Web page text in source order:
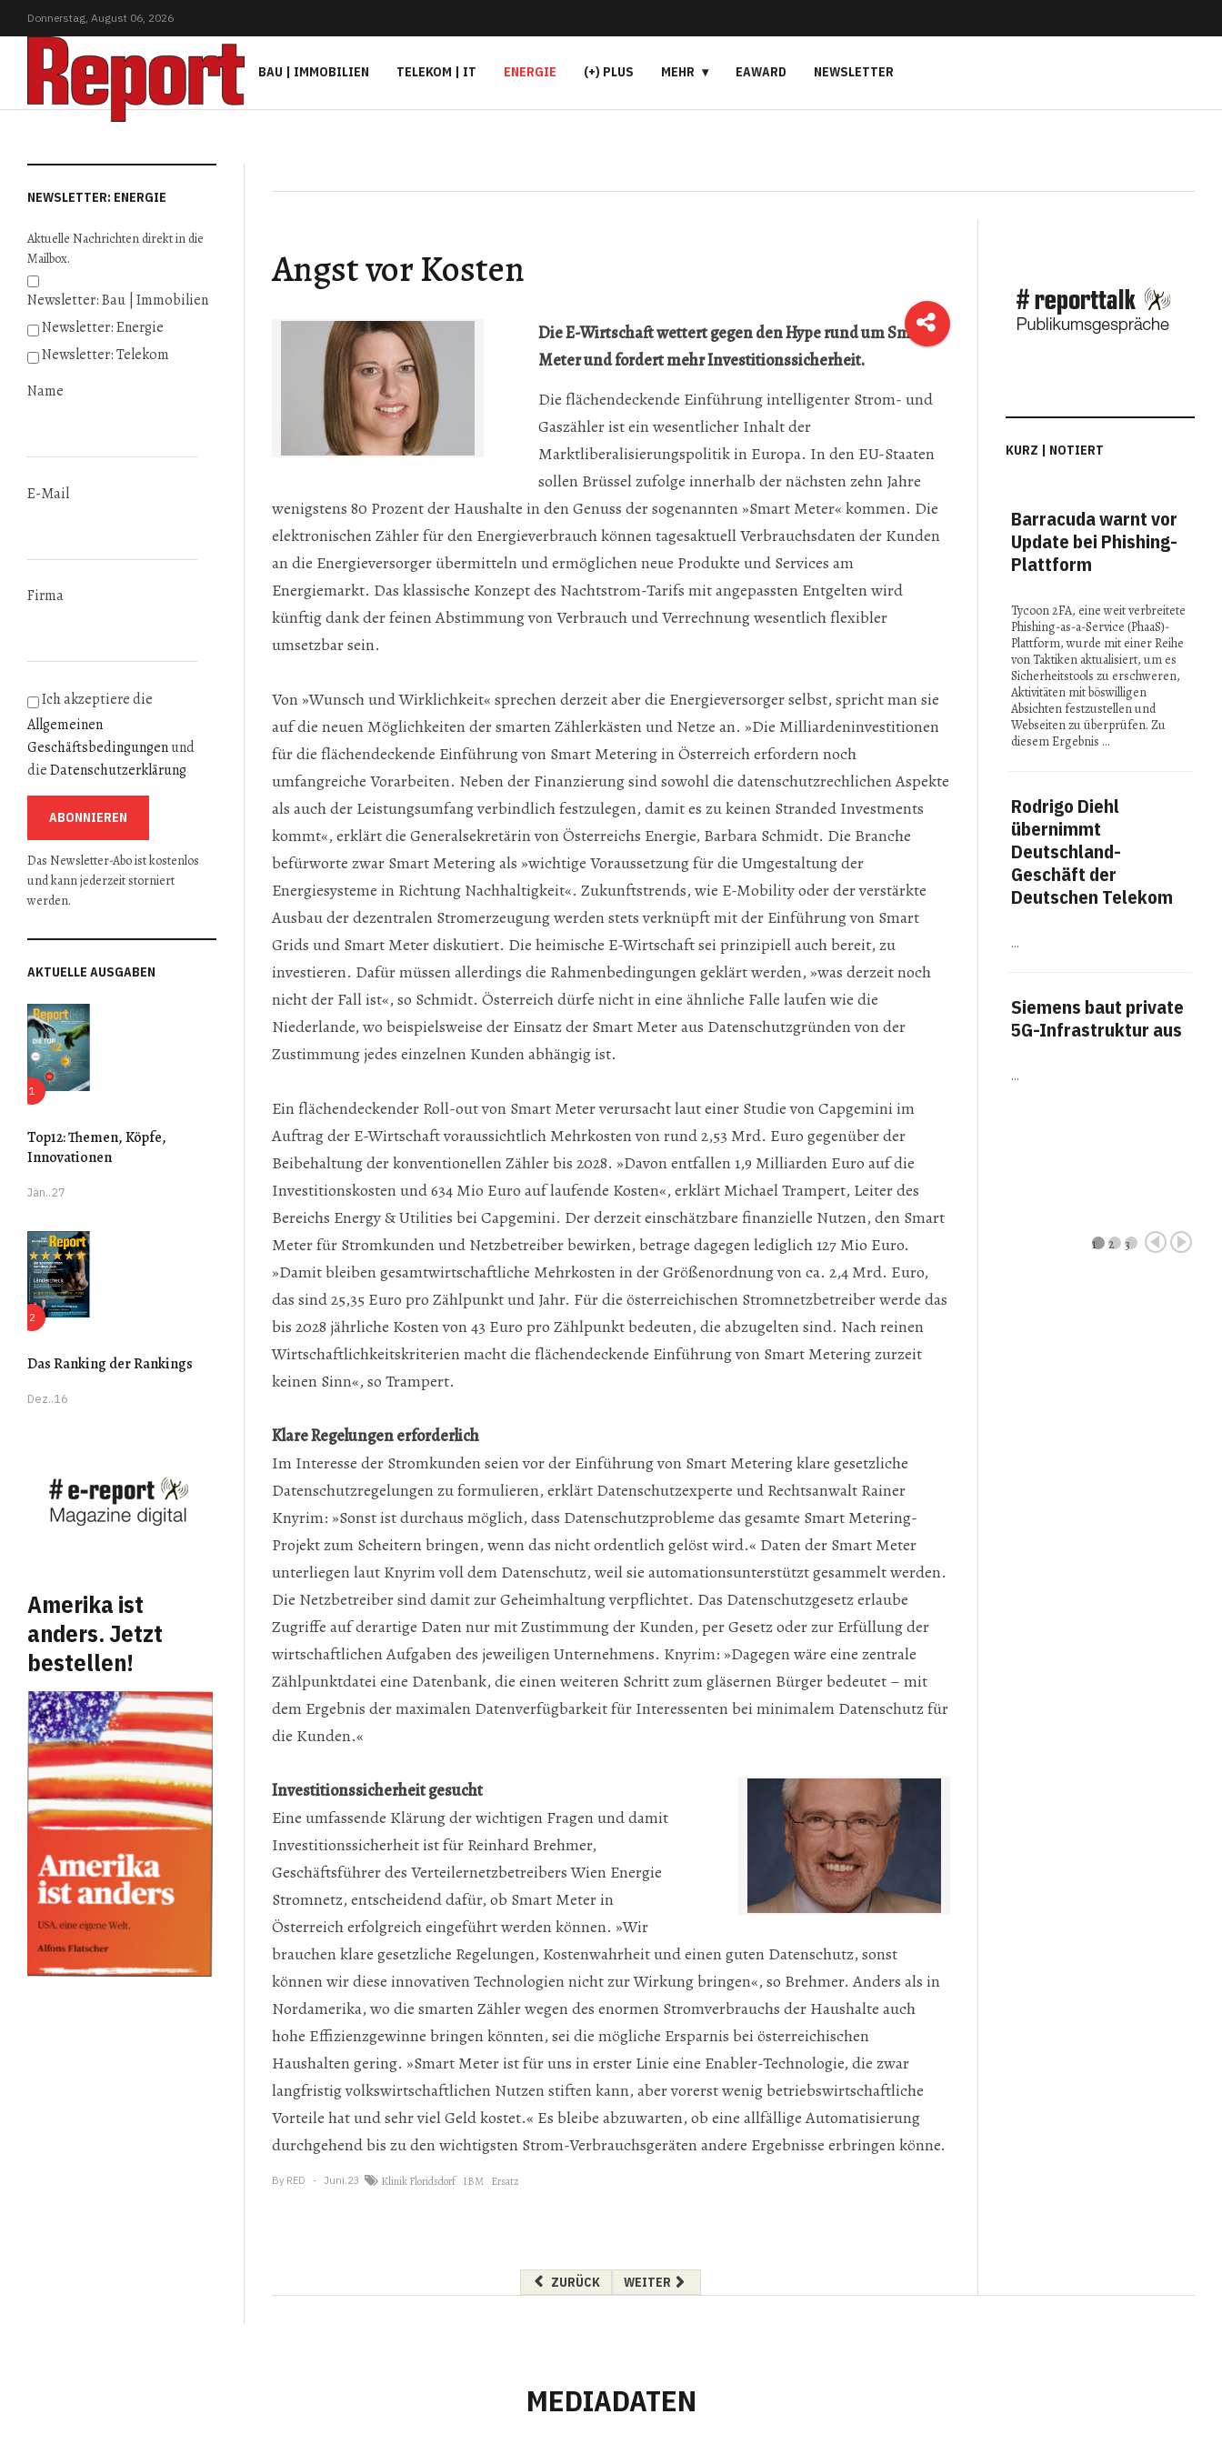
Donnerstag, August 06, 2026
BAU | IMMOBILIEN TELEKOM | IT ENERGIE (+) PLUS MEHR EAWARD NEWSLETTER
NEWSLETTER: ENERGIE
Aktuelle Nachrichten direkt in die
Mailbox.
Newsletter: Bau | Immobilien
Newsletter: Energie
Newsletter: Telekom
Name
E-Mail
Firma
Ich akzeptiere die
Allgemeinen
Geschäftsbedingungenund
dieDatenschutzerklärung
ABONNIEREN
Das Newsletter-Abo ist kostenlos
und kann jederzeit storniert
werden.
AKTUELLE AUSGABEN
Top12: Themen, Köpfe,
Innovationen
Jän..27
Das Ranking der Rankings
Dez..16
Amerika ist
anders. Jetzt
bestellen!
Angst vor Kosten
Die E-Wirtschaft wettert gegen den Hype rund um Smart
Meter und fordert mehr Investitionssicherheit.
Die flächendeckende Einführung intelligenter Strom- und
Gaszähler ist ein wesentlicher Inhalt der
Marktliberalisierungspolitik in Europa. In den EU-Staa­ten
sollen Brüssel zufolge innerhalb der nächsten zehn Jahre
wenigstens 80 Prozent der Haushalte in den Genuss der sogenannten »Smart Meter« kommen. Die
elektronischen Zähler für den Energieverbrauch können tagesaktuell Verbrauchsdaten der Kunden
an die Energieversorger übermitteln und ermöglichen neue Produkte und Services am
Energiemarkt. Das klassische Konzept des Nachtstrom-Tarifs mit angepassten Entgelten wird
künftig dank der feinen Abstimmung von Verbrauch und Verrechnung wesentlich flexibler
umsetzbar sein.
Von »Wunsch und Wirklichkeit« sprechen derzeit aber die Energieversorger selbst, spricht man sie
auf die neuen Möglichkeiten der smarten Zählerkästen und Netze an. »Die Milliardeninvestitionen
für die flächendeckende Einführung von Smart Metering in Österreich erfordern noch
umfangreiche Vorarbeiten. Neben der Finanzierung sind sowohl die datenschutzrechlichen Aspekte
als auch der Leistungsumfang verbindlich festzulegen, damit es zu keinen Stranded Investments
kommt«, erklärt die Generalsekretärin von Österreichs Energie, Barbara Schmidt. Die Branche
befürworte zwar Smart Metering als »wichtige Voraussetzung für die Umgestaltung der
Energiesysteme in Richtung Nachhaltigkeit«. Zukunftstrends, wie E-Mobility oder der verstärkte
Ausbau der dezentralen Stromerzeugung werden stets verknüpft mit der Einführung von Smart
Grids und Smart Meter diskutiert. Die heimische E-Wirtschaft sei prinzipiell auch bereit, zu
investieren. Dafür müssen allerdings die Rahmenbedingungen geklärt werden, »was derzeit noch
nicht der Fall ist«, so Schmidt. Österreich dürfe nicht in eine ähnliche Falle laufen wie die
Niederlande, wo beispielsweise der Einsatz der Smart Meter aus Datenschutzgründen von der
Zustimmung jedes einzelnen Kunden abhängig ist.
Ein flächendeckender Roll-out von Smart Meter verursacht laut einer Studie von Capgemini im
Auftrag der E-Wirtschaft voraussichtlich Mehrkosten von rund 2,53 Mrd. Euro gegenüber der
Beibehaltung der konventionellen Zähler bis 2028. »Davon entfallen 1,9 Milliarden Euro auf die
Investitionskosten und 634 Mio Euro auf laufende Kosten«, erklärt Michael Trampert, Leiter des
Bereichs Energy & Utilities bei Capgemini. Der derzeit einschätzbare finanzielle Nutzen, den Smart
Meter für Stromkunden und Netzbetreiber bewirken, betrage dagegen lediglich 127 Mio Euro.
»Damit bleiben gesamtwirtschaftliche Mehrkosten in der Größenordnung von ca. 2,4 Mrd. Euro,
das sind 25,35 Euro pro Zählpunkt und Jahr. Für die österreichischen Stromnetzbetreiber werde das
bis 2028 jährliche Kosten von 43 Euro pro Zählpunkt bedeuten, die abzugelten sind. Nach reinen
Wirtschaftlichkeitskriterien macht die flächendeckende Einführung von Smart Metering zurzeit
keinen Sinn«, so Trampert.
Klare Regelungen erforderlich
Im Interesse der Stromkunden seien vor der Einführung von Smart Metering klare gesetzliche
Datenschutzregelungen zu formulieren, erklärt Datenschutzexperte und Rechtsanwalt Rainer
Knyrim: »Sonst ist durchaus möglich, dass Datenschutzprobleme das gesamte Smart Metering-
Projekt zum Scheitern bringen, wenn das nicht ordentlich gelöst wird.« Daten der Smart Meter
unterliegen laut Knyrim voll dem Datenschutz, weil sie automationsunterstützt gesammelt werden.
Die Netzbetreiber sind damit zur Geheimhaltung verpflichtet. Das Datenschutzgesetz erlaube
Zugriffe auf derartige Daten nur mit Zustimmung der Kunden, per Gesetz oder zur Erfüllung der
wirtschaftlichen Aufgaben des jeweiligen Unternehmens. Knyrim: »Dagegen wäre eine zentrale
Zählpunktdatei eine Datenbank, die einen weiteren Schritt zum gläsernen Bürger bedeutet – mit
dem Ergebnis der maximalen Datenverfügbarkeit für Interessenten bei minimalem Datenschutz für
die Kunden.«
Investitionssicherheit gesucht
Eine umfassende Klärung der wichtigen Fragen und damit
Investitionssicherheit ist für Reinhard Brehmer,
Geschäftsführer des Verteilernetzbetreibers Wien Energie
Stromnetz, entscheidend dafür, ob Smart Meter in
Österreich erfolgreich eingeführt werden können. »Wir
brauchen klare gesetzliche Regelungen, Kostenwahrheit und einen guten Datenschutz, sonst
können wir diese innovativen Technologien nicht zur Wirkung bringen«, so Brehmer. Anders als in
Nordamerika, wo die smarten Zähler wegen des enormen Stromverbrauchs der Haushalte auch
hohe Effizienzgewinne bringen könnten, sei die mögliche Ersparnis bei österreichischen
Haushalten gering. »Smart Meter ist für uns in erster Linie eine Enabler-Technologie, die zwar
langfristig volkswirtschaftlichen Nutzen stiften kann, aber vorerst wenig betriebswirtschaftliche
Vorteile hat und sehr viel Geld kostet.« Es bleibe abzuwarten, ob eine allfällige Automatisierung
durchgehend bis zu den wichtigsten Strom-Verbrauchsgeräten andere Ergebnisse erbringen könne.
By RED Juni.23 Klinik Floridsdorf IBM Ersatz
VORHERIGER BEITRAG: SICHERES »SMART METERING«
ZURÜCK NÄCHSTER BEITRAG: PROJEKT FÜR NEUE NETZE
WEITER
KURZ | NOTIERT
Barracuda warnt vor
Update bei Phishing-
Plattform
Tycoon 2FA, eine weit verbreitete
Phishing-as-a-Service (PhaaS)-
Plattform, wurde mit einer Reihe
von Taktiken aktualisiert, um es
Sicherheitstools zu erschweren,
Aktivitäten mit böswilligen
Absichten festzustellen und
Webseiten zu überprüfen. Zu
diesem Ergebnis …
Rodrigo Diehl
übernimmt
Deutschland-
Geschäft der
Deutschen Telekom
…
Siemens baut private
5G-Infrastruktur aus
…
1 2 3
Prev Next
MEDIADATEN